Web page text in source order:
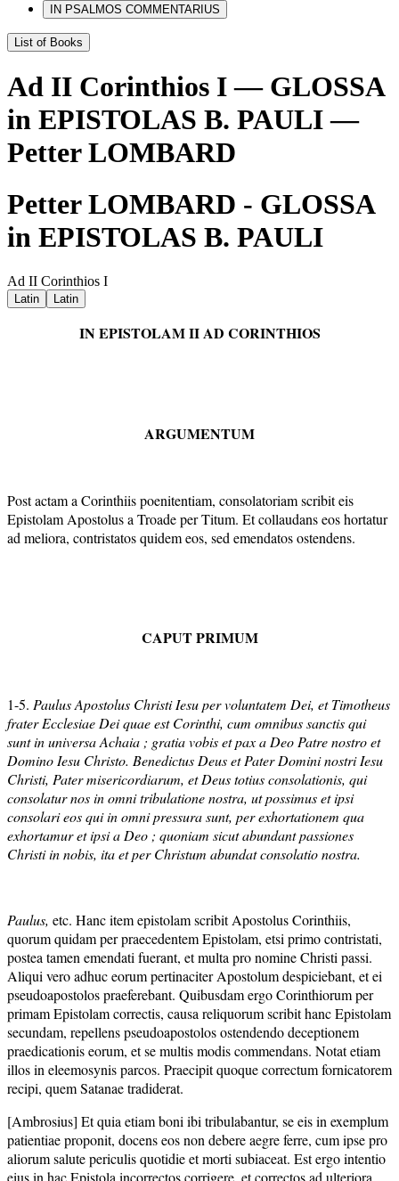
IN PSALMOS COMMENTARIUS
List of Books
Ad II Corinthios I — GLOSSA
in EPISTOLAS B. PAULI —
Petter LOMBARD
Petter LOMBARD - GLOSSA
in EPISTOLAS B. PAULI
Ad II Corinthios I
Latin Latin
IN EPISTOLAM II AD CORINTHIOS
ARGUMENTUM
Post actam a Corinthiis poenitentiam, consolatoriam scribit eis
Epistolam Apostolus a Troade per Titum. Et collaudans eos hortatur
ad meliora, contristatos quidem eos, sed emendatos ostendens.
CAPUT PRIMUM
1-5. Paulus Apostolus Christi Iesu per voluntatem Dei, et Timotheus
frater Ecclesiae Dei quae est Corinthi, cum omnibus sanctis qui
sunt in universa Achaia ; gratia vobis et pax a Deo Patre nostro et
Domino Iesu Christo. Benedictus Deus et Pater Domini nostri Iesu
Christi, Pater misericordiarum, et Deus totius consolationis, qui
consolatur nos in omni tribulatione nostra, ut possimus et ipsi
consolari eos qui in omni pressura sunt, per exhortationem qua
exhortamur et ipsi a Deo ; quoniam sicut abundant passiones
Christi in nobis, ita et per Christum abundat consolatio nostra.
Paulus, etc. Hanc item epistolam scribit Apostolus Corinthiis,
quorum quidam per praecedentem Epistolam, etsi primo contristati,
postea tamen emendati fuerant, et multa pro nomine Christi passi.
Aliqui vero adhuc eorum pertinaciter Apostolum despiciebant, et ei
pseudoapostolos praeferebant. Quibusdam ergo Corinthiorum per
primam Epistolam correctis, causa reliquorum scribit hanc Epistolam
secundam, repellens pseudoapostolos ostendendo deceptionem
praedicationis eorum, et se multis modis commendans. Notat etiam
illos in eleemosynis parcos. Praecipit quoque correctum fornicatorem
recipi, quem Satanae tradiderat.
[Ambrosius] Et quia etiam boni ibi tribulabantur, se eis in exemplum
patientiae proponit, docens eos non debere aegre ferre, cum ipse pro
aliorum salute periculis quotidie et morti subiaceat. Est ergo intentio
eius in hac Epistola incorrectos corrigere, et correctos ad ulteriora